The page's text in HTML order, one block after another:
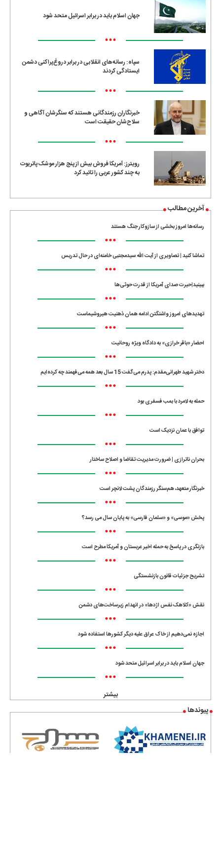
جهان اسلام باید در برابر اسرائیل متحد شود
•••
سپاه: رسانه‌های انقلابی در برابر دروغ‌پراکنی دشمن
ایستادگی کردند
•••
خبرنگاران رزمندگانی هستند که سنگرشان آگاهی و
سلاح‌شان حقیقت است
•••
رویترز: آمریکا فروش بیش از پنج هزار موشک پاتریوت
به چند کشور عربی را تائید کرد
آخرین مطالب
رسانه‌ها امروز بخشی از سازوکار جنگ هستند
•••
تماشا کنید | تصاویری از آیت الله سیدمجتبی خامنه‌ای در حال تدریس
•••
ببینید|حیرت صدای آمریکا از قدرت حوثی‌ها
•••
تهدیدهای امروز واشنگتن ادامه همان ذهنیت هیروشیماست
•••
احضار «باقر خرازی» به دادگاه ویژه روحانیت
•••
دختر شهید طهرانی‌مقدم: پدرم می‌گفت 15 سال بعد همه می‌فهمند چه کرده‌ایم
•••
حمله به لامرد با بمب فسفری بود
•••
توافق با عمان نزدیک است
•••
بحران ناترازی | ضرورت مدیریت تقاضا و اصلاح ساختار
•••
خبرنگار متعهد، هم‌سنگر رزمندگان پشت لانچر است
•••
پخش «موسی» و «سلمان فارسی» به پایان سال می رسد؟
•••
بازنگری در پاسخ به حمله اخیر عربستان و آمریکا مطرح است
•••
تشریح جزئیات قانون بازنشستگی
•••
نقش «کلاهک نفس اژدها» در انهدام زیرساخت‌های دشمن
•••
اجازه نمی‌دهیم از خاک عراق علیه دیگر کشورها استفاده شود
•••
جهان اسلام باید در برابر اسرائیل متحد شود
•••
بیشتر
پیوندها